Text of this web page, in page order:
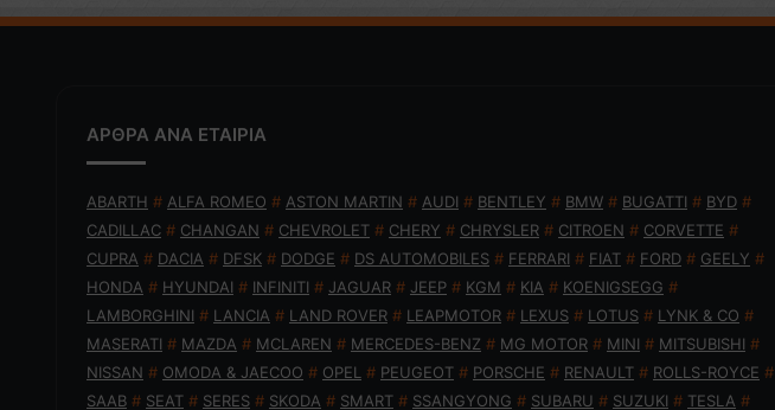
ΑΡΘΡΑ ΑΝΑ ΕΤΑΙΡΙΑ
ABARTH # ALFA ROMEO # ASTON MARTIN # AUDI # BENTLEY # BMW # BUGATTI # BYD #
CADILLAC # CHANGAN # CHEVROLET # CHERY # CHRYSLER # CITROEN # CORVETTE #
CUPRA # DACIA # DFSK # DODGE # DS AUTOMOBILES # FERRARI # FIAT # FORD # GEELY #
HONDA # HYUNDAI # INFINITI # JAGUAR # JEEP # KGM # KIA # KOENIGSEGG #
LAMBORGHINI # LANCIA # LAND ROVER # LEAPMOTOR # LEXUS # LOTUS # LYNK & CO #
MASERATI # MAZDA # MCLAREN # MERCEDES-BENZ # MG MOTOR # MINI # MITSUBISHI #
NISSAN # OMODA & JAECOO # OPEL # PEUGEOT # PORSCHE # RENAULT # ROLLS-ROYCE #
SAAB # SEAT # SERES # SKODA # SMART # SSANGYONG # SUBARU # SUZUKI # TESLA #